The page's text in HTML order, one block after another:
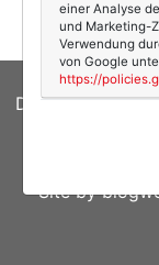
Site by
einer Analyse
und Marketing-
Verwendung
von Google
https://